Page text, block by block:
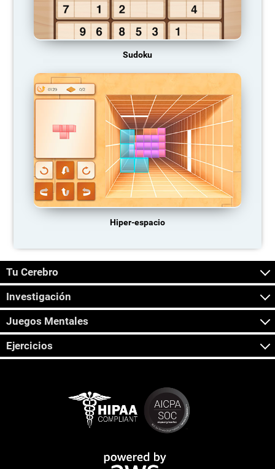
Sudoku
Hiper-espacio
Tu Cerebro
Investigación
Juegos Mentales
Ejercicios